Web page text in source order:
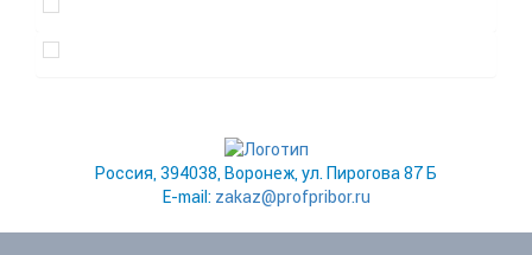
Россия, 394038, Воронеж, ул. Пирогова 87 Б
E-mail: zakaz@profpribor.ru